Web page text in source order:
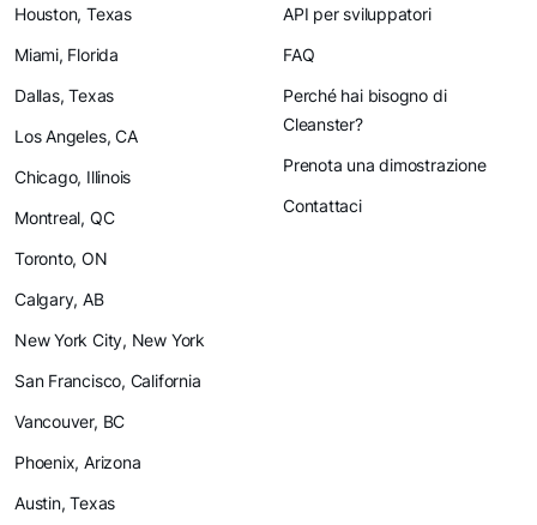
Houston, Texas
Miami, Florida
Dallas, Texas
Los Angeles, CA
Chicago, Illinois
Montreal, QC
Toronto, ON
Calgary, AB
New York City, New York
San Francisco, California
Vancouver, BC
Phoenix, Arizona
Austin, Texas
API per sviluppatori
FAQ
Perché hai bisogno di
Cleanster?
Prenota una dimostrazione
Contattaci